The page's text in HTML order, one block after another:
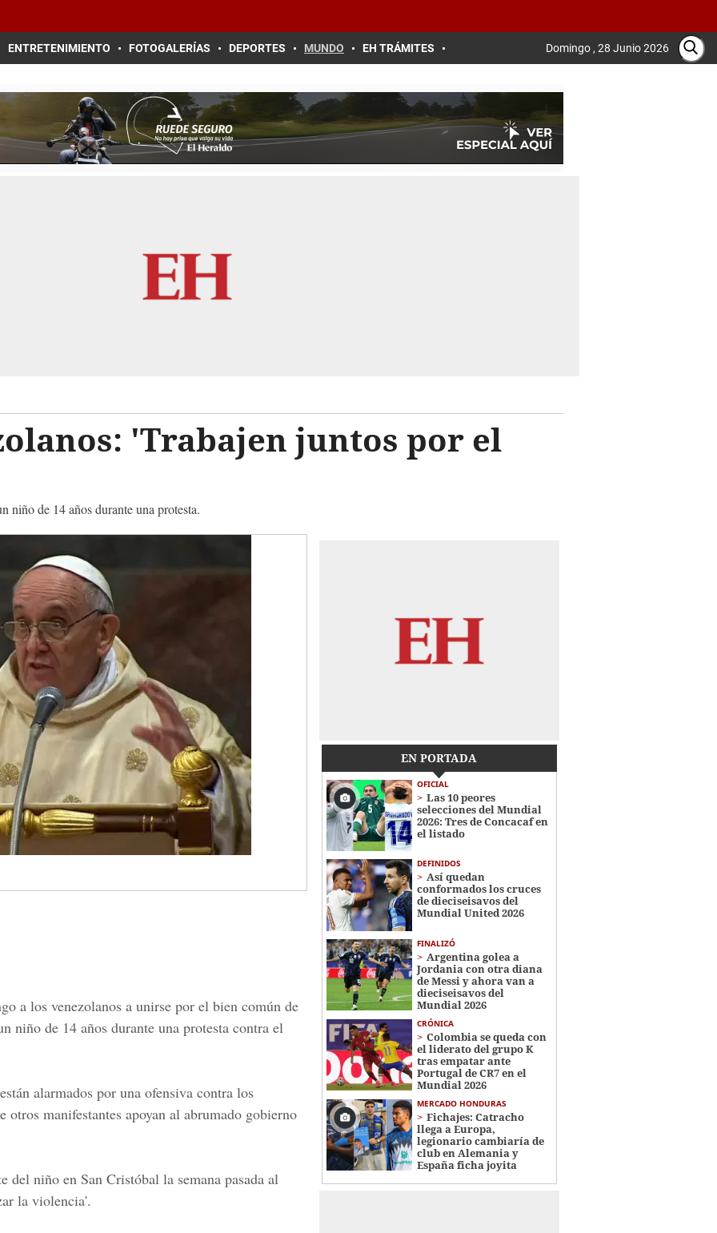
ENTRETENIMIENTO FOTOGALERÍAS DEPORTES MUNDO EH TRÁMITES Domingo , 28 Junio 2026
'Trabajen juntos por el
niño de 14 años durante una protesta.
a los venezolanos a unirse por el bien común de
niño de 14 años durante una protesta contra el
alarmados por una ofensiva contra los
manifestantes apoyan al abrumado gobierno
del niño en San Cristóbal la semana pasada al
la violencia'.
EN PORTADA
OFICIAL
Las 10 peores
selecciones del Mundial
2026: Tres de Concacaf en
el listado
DEFINIDOS
Así quedan
conformados los cruces
de dieciseisavos del
Mundial United 2026
FINALIZÓ
Argentina golea a
Jordania con otra diana
de Messi y ahora van a
dieciseisavos del
Mundial 2026
CRÓNICA
Colombia se queda con
el liderato del grupo K
tras empatar ante
Portugal de CR7 en el
Mundial 2026
MERCADO HONDURAS
Fichajes: Catracho
llega a Europa,
legionario cambiaría de
club en Alemania y
España ficha joyita